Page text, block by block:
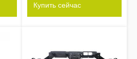
Купить сейчас